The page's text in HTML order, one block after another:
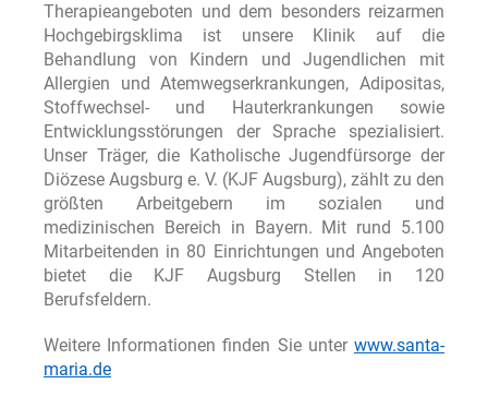
Therapieangeboten und dem besonders reizarmen
Hochgebirgsklima ist unsere Klinik auf die
Behandlung von Kindern und Jugendlichen mit
Allergien und Atemwegserkrankungen, Adipositas,
Stoffwechsel- und Hauterkrankungen sowie
Entwicklungsstörungen der Sprache spezialisiert.
Unser Träger, die Katholische Jugendfürsorge der
Diözese Augsburg e. V. (KJF Augsburg), zählt zu den
größten Arbeitgebern im sozialen und
medizinischen Bereich in Bayern. Mit rund 5.100
Mitarbeitenden in 80 Einrichtungen und Angeboten
bietet die KJF Augsburg Stellen in 120
Berufsfeldern.
Weitere Informationen finden Sie unter www.santa-
maria.de